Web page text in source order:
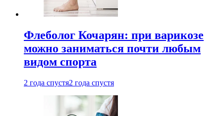
Флеболог Кочарян: при варикозе
можно заниматься почти любым
видом спорта
2 года спустя2 года спустя